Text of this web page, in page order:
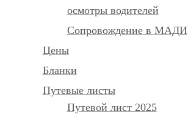
осмотры водителей
Сопровождение в МАДИ
Цены
Бланки
Путевые листы
Путевой лист 2025